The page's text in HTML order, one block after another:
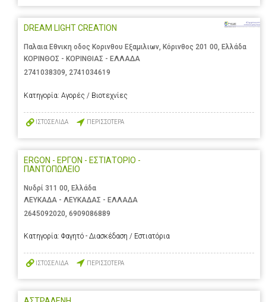
DREAM LIGHT CREATION
Παλαια Εθνικη οδος Κορινθου Εξαμιλιων, Κόρινθος 201 00, Ελλάδα
ΚΟΡΙΝΘΟΣ - ΚΟΡΙΝΘΙΑΣ - ΕΛΛΑΔΑ
2741038309, 2741034619
Κατηγορία: Αγορές / Βιοτεχνίες
ΙΣΤΟΣΕΛΙΔΑ ΠΕΡΙΣΣΟΤΕΡΑ
ERGON - ΕΡΓΟΝ - ΕΣΤΙΑΤΟΡΙΟ -
ΠΑΝΤΟΠΩΛΕΙΟ
Νυδρί 311 00, Ελλάδα
ΛΕΥΚΑΔΑ - ΛΕΥΚΑΔΑΣ - ΕΛΛΑΔΑ
2645092020 6909086889
Κατηγορία: Φαγητό - Διασκέδαση / Εστιατόρια
ΙΣΤΟΣΕΛΙΔΑ ΠΕΡΙΣΣΟΤΕΡΑ